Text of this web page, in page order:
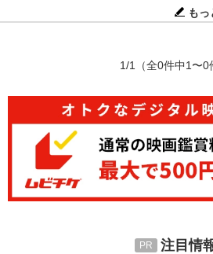
も
1/1 （全0件中1〜0
注目情